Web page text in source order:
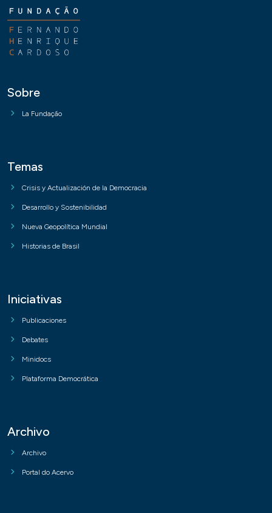
Sobre
La Fundação
Temas
Crisis y Actualización de la Democracia
Desarrollo y Sostenibilidad
Nueva Geopolítica Mundial
Historias de Brasil
Iniciativas
Publicaciones
Debates
Minidocs
Plataforma Democrática
Archivo
Archivo
Portal do Acervo